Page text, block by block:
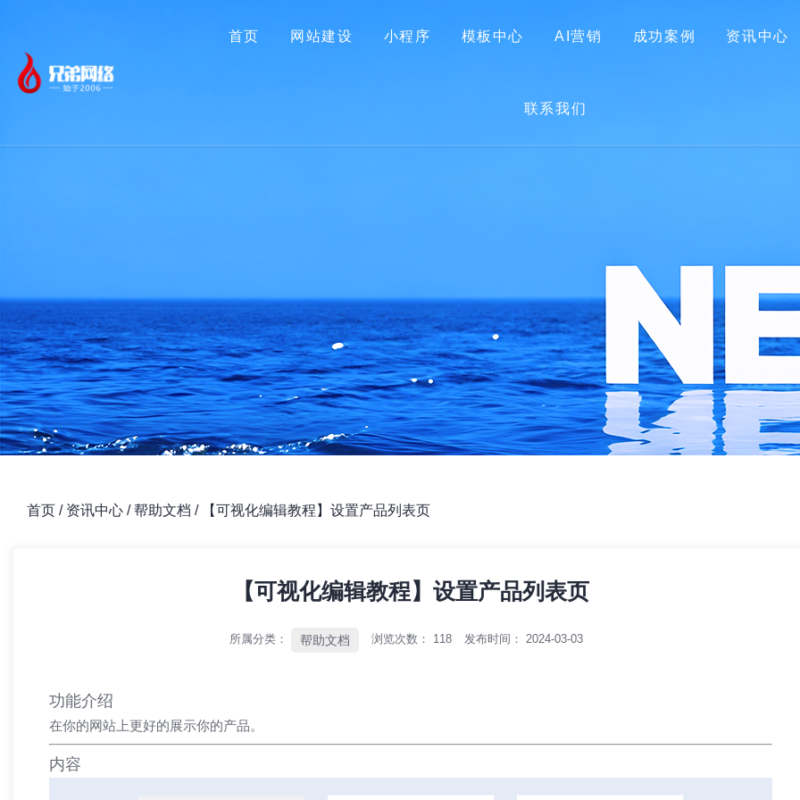
首页 网站建设 小程序 模板中心 AI营销 成功案例 资讯中心
联系我们
首页 关于我们 网站建设 小程序 模板中心
首页 / 资讯中心 /帮助文档 / 【可视化编辑教程】设置产品列表页
【可视化编辑教程】设置产品列表页
所属分类： 帮助文档 浏览次数： 118 发布时间： 2024-03-03
功能介绍
在你的网站上更好的展示你的产品。
内容